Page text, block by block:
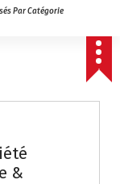
Par Catégorie
&